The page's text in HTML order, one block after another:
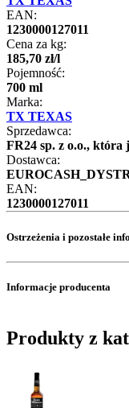
EAN:
1230000127011
Cena za kg:
185,70 zł/l
Pojemność:
700 ml
Marka:
TX TEXAS
Sprzedawca:
FR24 sp. z o.o., która
Dostawca:
EAN:
1230000127011
Ostrzeżenia i pozostałe
Informacje producenta
Produkty z